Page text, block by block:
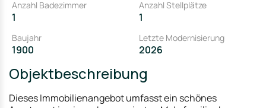
Anzahl Badezimmer
1
Anzahl Stellplätze
1
Baujahr
1900
Letzte Modernisierung
2026
Objektbeschreibung
Dieses Immobilienangebot umfasst ein schönes